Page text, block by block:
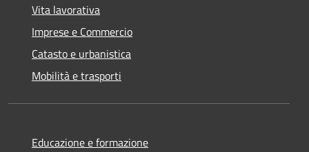
Vita lavorativa
Imprese e Commercio
Catasto e urbanistica
Mobilità e trasporti
Educazione e formazione